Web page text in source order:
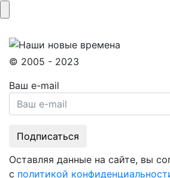
© 2005 - 2023
Ваш e-mail
Оставляя данные на сайте, вы
с политикой